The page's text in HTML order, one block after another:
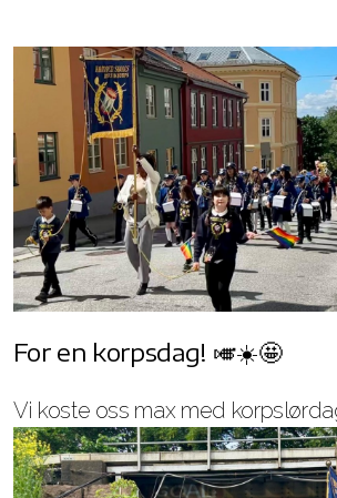
For en korpsdag! 🎺☀️🤩
Vi koste oss max med